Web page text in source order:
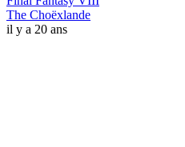
The Choëxlande
il y a 20 ans